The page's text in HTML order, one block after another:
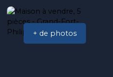
+ de photos